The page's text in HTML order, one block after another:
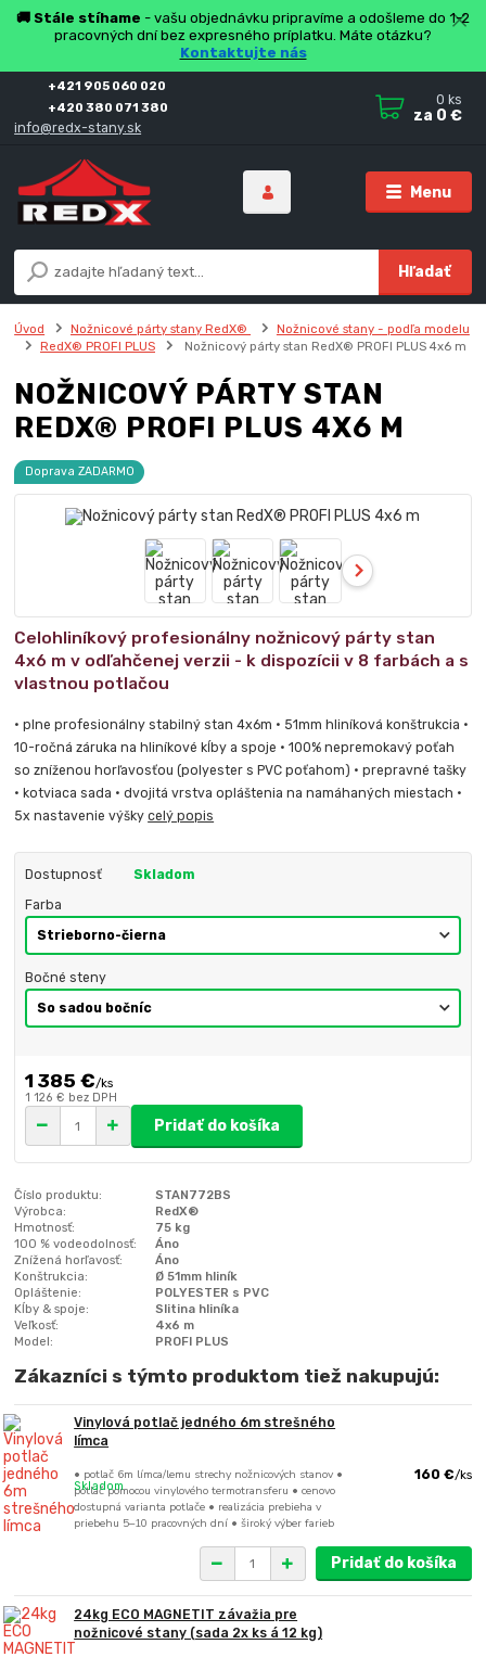
🚚 Stále stíhame - vašu objednávku pripravíme a odošleme do 1-2
pracovných dní bez expresného príplatku. Máte otázku?
Kontaktujte nás
Menu
Hľadať
+421 905 060 020
+420 380 071 380
info@redx-stany.sk
0 ks
za 0 €
Úvod Nožnicové párty stany RedX®
Nožnicové stany - podľa modelu
RedX® PROFI PLUS
Nožnicový párty stan RedX® PROFI PLUS 4x6 m
NOŽNICOVÝ PÁRTY STAN
REDX® PROFI PLUS 4X6 M
Doprava ZADARMO
Celohliníkový profesionálny nožnicový párty stan
4x6 m v odľahčenej verzii - k dispozícii v 8 farbách a s
vlastnou potlačou
• plne profesionálny stabilný stan 4x6m • 51mm hliníková konštrukcia •
10-ročná záruka na hliníkové kĺby a spoje • 100% nepremokavý poťah
so zníženou horľavosťou (polyester s PVC poťahom) • prepravné tašky
• kotviaca sada • dvojitá vrstva opláštenia na namáhaných miestach •
5x nastavenie výškycelý popis
Dostupnosť Skladom
Farba
Bočné steny
1 385 €/ks
1 126 € bez DPH
Pridať do košíka
Číslo produktu:
STAN772BS
Výrobca:
RedX®
Hmotnosť:
75 kg
100 % vodeodolnosť:
Áno
Znížená horľavosť:
Áno
Konštrukcia:
Ø 51mm hliník
Opláštenie:
POLYESTER s PVC
Kĺby & spoje:
Slitina hliníka
Veľkosť:
4x6 m
Model:
PROFI PLUS
Zákazníci s týmto produktom tiež nakupujú:
Vinylová potlač jedného 6m strešného
límca
• potlač 6m límca/lemu strechy nožnicových stanov •
potlač pomocou vinylového termotransferu • cenovo
dostupná varianta potlače • realizácia prebieha v
priebehu 5–10 pracovných dní • široký výber farieb
160 €/ks
Skladom
Pridať do košíka
24kg ECO MAGNETIT závažia pre
nožnicové stany (sada 2x ks á 12 kg)